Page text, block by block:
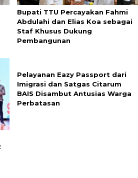
Bupati TTU Percayakan Fahmi
Abdulahi dan Elias Koa sebagai
Staf Khusus Dukung
Pembangunan
Pelayanan Eazy Passport dari
Imigrasi dan Satgas Citarum
BAIS Disambut Antusias Warga
Perbatasan